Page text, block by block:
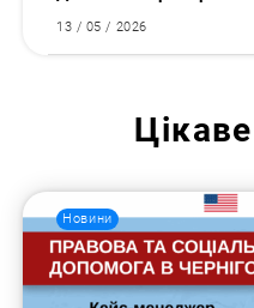
13 / 05 / 2026
Новини